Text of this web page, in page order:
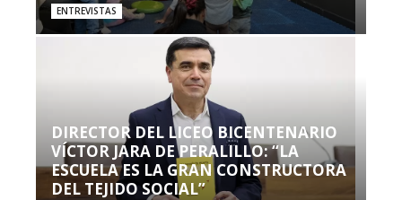
ENTREVISTAS
DIRECTOR DEL LICEO BICENTENARIO
VÍCTOR JARA DE PERALILLO: “LA
ESCUELA ES LA GRAN CONSTRUCTORA
DEL TEJIDO SOCIAL”